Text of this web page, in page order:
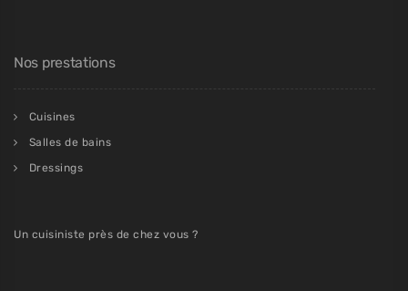
Nos prestations
Cuisines
Salles de bains
Dressings
Un cuisiniste près de chez vous ?